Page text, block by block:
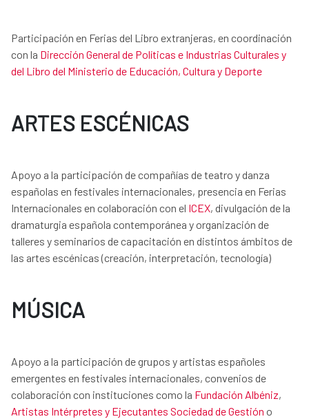
Participación en Ferias del Libro extranjeras, en coordinación
con la Dirección General de Políticas e Industrias Culturales y
del Libro del Ministerio de Educación, Cultura y Deporte
ARTES ESCÉNICAS
Apoyo a la participación de compañías de teatro y danza
españolas en festivales internacionales, presencia en Ferias
Internacionales en colaboración con el ICEX, divulgación de la
dramaturgia española contemporánea y organización de
talleres y seminarios de capacitación en distintos ámbitos de
las artes escénicas (creación, interpretación, tecnología)
MÚSICA
Apoyo a la participación de grupos y artistas españoles
emergentes en festivales internacionales, convenios de
colaboración con instituciones como la Fundación Albéniz,
Artistas Intérpretes y Ejecutantes Sociedad de Gestión o